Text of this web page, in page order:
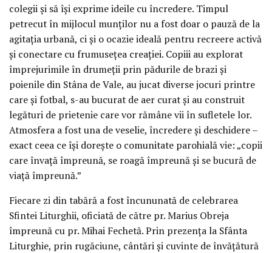
colegii și să își exprime ideile cu încredere. Timpul
petrecut în mijlocul munților nu a fost doar o pauză de la
agitația urbană, ci și o ocazie ideală pentru recreere activă
și conectare cu frumusețea creației. Copiii au explorat
împrejurimile în drumeții prin pădurile de brazi și
poienile din Stâna de Vale, au jucat diverse jocuri printre
care și fotbal, s-au bucurat de aer curat și au construit
legături de prietenie care vor rămâne vii în sufletele lor.
Atmosfera a fost una de veselie, încredere și deschidere –
exact ceea ce își dorește o comunitate parohială vie: „copii
care învață împreună, se roagă împreună și se bucură de
viață împreună.”
Fiecare zi din tabără a fost încununată de celebrarea
Sfintei Liturghii, oficiată de către pr. Marius Obreja
împreună cu pr. Mihai Fechetă. Prin prezența la Sfânta
Liturghie, prin rugăciune, cântări și cuvinte de învățătură